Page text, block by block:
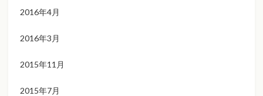
2016年4月
2016年3月
2015年11月
2015年7月